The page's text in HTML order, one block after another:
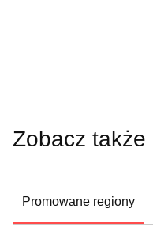
Zobacz także
Promowane regiony